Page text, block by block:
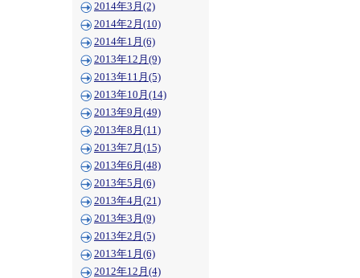
2014年3月(2)
2014年2月(10)
2014年1月(6)
2013年12月(9)
2013年11月(5)
2013年10月(14)
2013年9月(49)
2013年8月(11)
2013年7月(15)
2013年6月(48)
2013年5月(6)
2013年4月(21)
2013年3月(9)
2013年2月(5)
2013年1月(6)
2012年12月(4)